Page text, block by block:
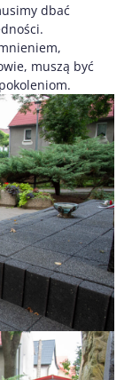
dbać
muszą być